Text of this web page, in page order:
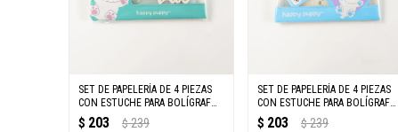
SET DE PAPELERÍA DE 4 PIEZAS
CON ESTUCHE PARA BOLÍGRAFOS
(DUODUO Y MIMI/VERDE)
$ 203 $ 239
SET DE PAPELERÍA DE 4 PIEZAS
CON ESTUCHE PARA BOLÍGRAFOS
(DUODUO/AZUL)
$ 203 $ 239